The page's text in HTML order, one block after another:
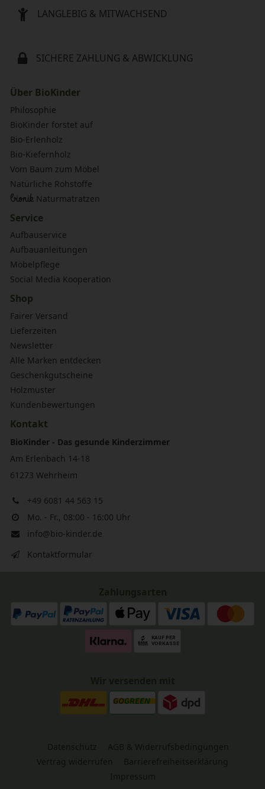
LANGLEBIG & MITWACHSEND
SICHERE ZAHLUNG & ABWICKLUNG
Über BioKinder
Philosophie
BioKinder forstet auf
Bio-Erlenholz
Bio-Kiefernholz
Vom Baum zum Möbel
Natürliche Rohstoffe
bionik Naturmatratzen
Service
Aufbauservice
Aufbauanleitungen
Möbelpflege
Social Media Kooperation
Shop
Fairer Versand
Lieferzeiten
Newsletter
Alle Marken entdecken
Geschenkgutscheine
Holzmuster
Kundenbewertungen
Kontakt
BioKinder - Das gesunde Kinderzimmer
Am Erlenbach 14-18
61273 Wehrheim
+49 6081 44 563 15
Mo. - Fr., 08:00 - 16:00 Uhr
info@bio-kinder.de
Kontaktformular
Zahlungsarten
Wir versenden mit